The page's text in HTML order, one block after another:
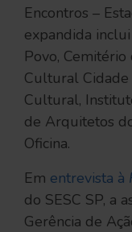
Encontros –
expandida inclui
Povo,
Cultural Cidade
Cultural,
de Arquitetos
Oficina.
Em entrevista à
do SESC SP, a
Gerência de